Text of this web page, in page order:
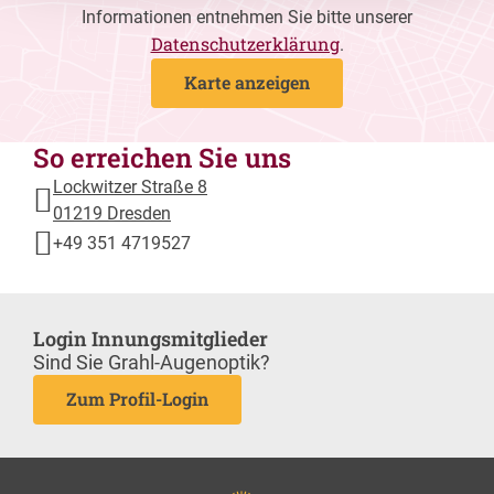
Informationen entnehmen Sie bitte unserer
Datenschutzerklärung.
Karte anzeigen
So erreichen Sie uns
Lockwitzer Straße 8
01219 Dresden
+49 351 4719527
Login Innungsmitglieder
Sind Sie Grahl-Augenoptik?
Zum Profil-Login